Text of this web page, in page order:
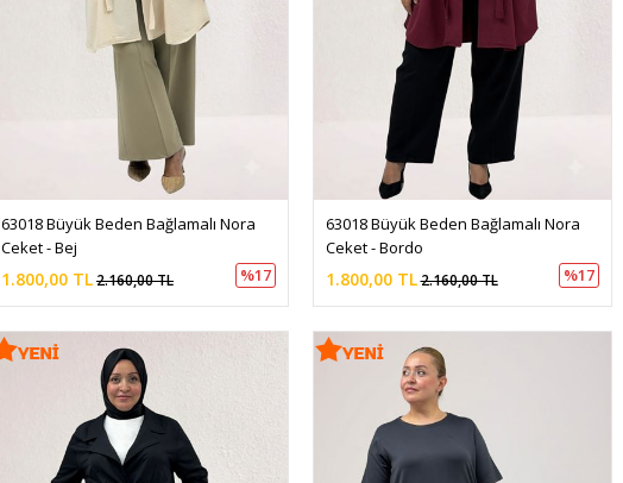
63018 Büyük Beden Bağlamalı Nora
Ceket - Bej
1.800,00 TL2.160,00 TL %17
63018 Büyük Beden Bağlamalı Nora
Ceket - Bordo
1.800,00 TL2.160,00 TL %17